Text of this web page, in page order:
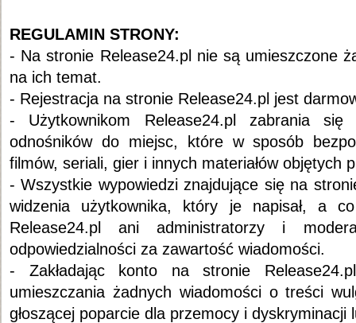
REGULAMIN STRONY:
- Na stronie Release24.pl nie są umieszczone
na ich temat.
- Rejestracja na stronie Release24.pl jest
- Użytkownikom Release24.pl zabrania się
odnośników do miejsc, które w sposób
filmów, seriali, gier i innych materiałów objętych
- Wszystkie wypowiedzi znajdujące się na
widzenia użytkownika, który je napisał, a
Release24.pl ani administratorzy i
odpowiedzialności za zawartość wiadomości.
- Zakładając konto na stronie
umieszczania żadnych wiadomości o treści
głoszącej poparcie dla przemocy i